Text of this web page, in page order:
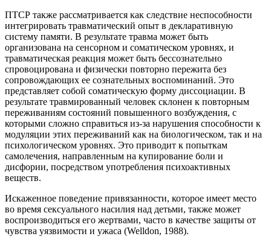
ПТСР также рассматривается как следствие неспособности
интегрировать травматический опыт в декларативную
систему памяти. В результате травма может быть
организована на сенсорном и соматическом уровнях, и
травматическая реакция может быть бессознательно
спровоцирована и физически повторно пережита без
сопровождающих ее сознательных воспоминаний. Это
представляет собой соматическую форму диссоциации. В
результате травмированный человек склонен к повторным
переживаниям состояний повышенного возбуждения, с
которыми сложно справиться из-за нарушения способности к
модуляции этих переживаний как на биологическом, так и на
психологическом уровнях. Это приводит к попыткам
самолечения, направленным на купирование боли и
дисфории, посредством употребления психоактивных
веществ.
Искаженное поведение привязанности, которое имеет место
во время сексуального насилия над детьми, также может
воспроизводиться его жертвами, часто в качестве защиты от
чувства уязвимости и ужаса (Welldon, 1988).